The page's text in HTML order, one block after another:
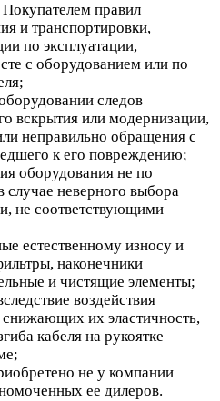
правил
и транспортировки,
по эксплуатации,
с оборудованием или по
следов
вскрытия или модернизации,
неправильно обращения с
к его повреждению;
оборудования не по
случае неверного выбора
не соответствующими
естественному износу и
наконечники
и чистящие элементы;
воздействия
их эластичность,
кабеля на рукоятке
не у компании
ее дилеров.